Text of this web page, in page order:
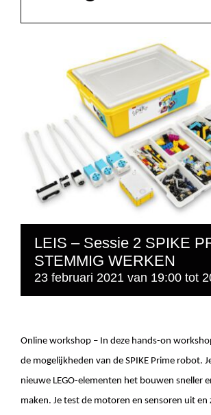
LEIS – Sessie 2 SPIKE
STEMMIG WERKEN
23 februari 2021 van 19:00 tot
Online workshop – In deze hands-on
de mogelijkheden van de SPIKE Prime robot.
nieuwe LEGO-elementen het bouwen sneller
maken. Je test de motoren en sensoren uit en